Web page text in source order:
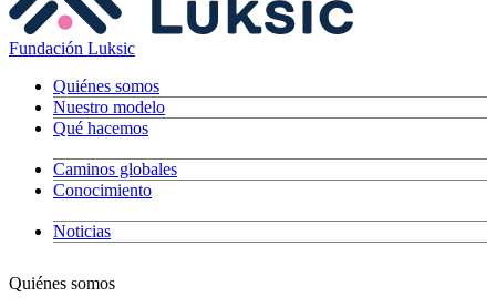
Fundación Luksic
Quiénes somos
Nuestro modelo
Qué hacemos
Caminos globales
Conocimiento
Noticias
Quiénes somos